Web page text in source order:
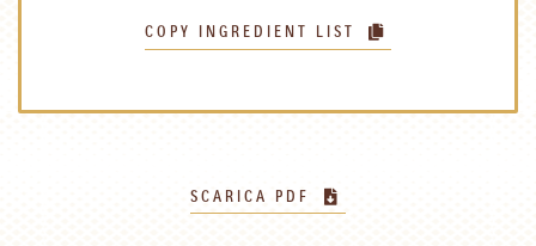
COPY INGREDIENT LIST
SCARICA PDF